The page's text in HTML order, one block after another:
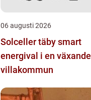
06 augusti 2026
Solceller täby smart
energival i en växande
villakommun